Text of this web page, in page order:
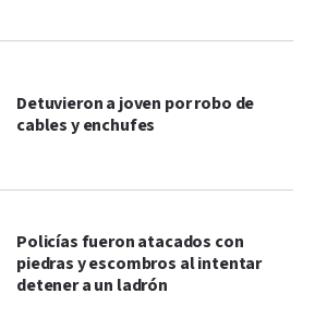
Detuvieron a joven por robo de
cables y enchufes
Policías fueron atacados con
piedras y escombros al intentar
detener a un ladrón